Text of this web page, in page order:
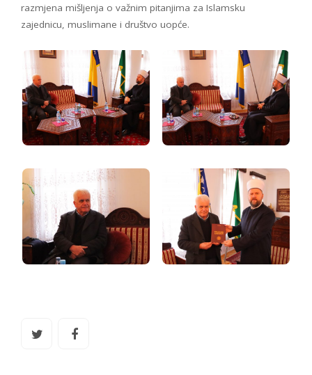
razmjena mišljenja o važnim pitanjima za Islamsku
zajednicu, muslimane i društvo uopće.